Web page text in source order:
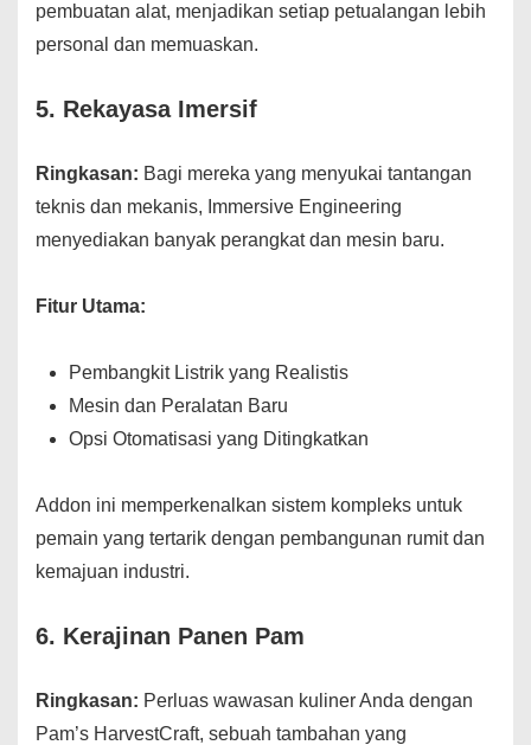
pembuatan alat, menjadikan setiap petualangan lebih
personal dan memuaskan.
5. Rekayasa Imersif
Ringkasan: Bagi mereka yang menyukai tantangan
teknis dan mekanis, Immersive Engineering
menyediakan banyak perangkat dan mesin baru.
Fitur Utama:
Pembangkit Listrik yang Realistis
Mesin dan Peralatan Baru
Opsi Otomatisasi yang Ditingkatkan
Addon ini memperkenalkan sistem kompleks untuk
pemain yang tertarik dengan pembangunan rumit dan
kemajuan industri.
6. Kerajinan Panen Pam
Ringkasan: Perluas wawasan kuliner Anda dengan
Pam’s HarvestCraft, sebuah tambahan yang